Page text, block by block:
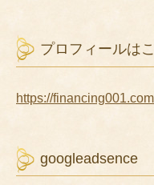
プロフィールは
https://
googleadsence